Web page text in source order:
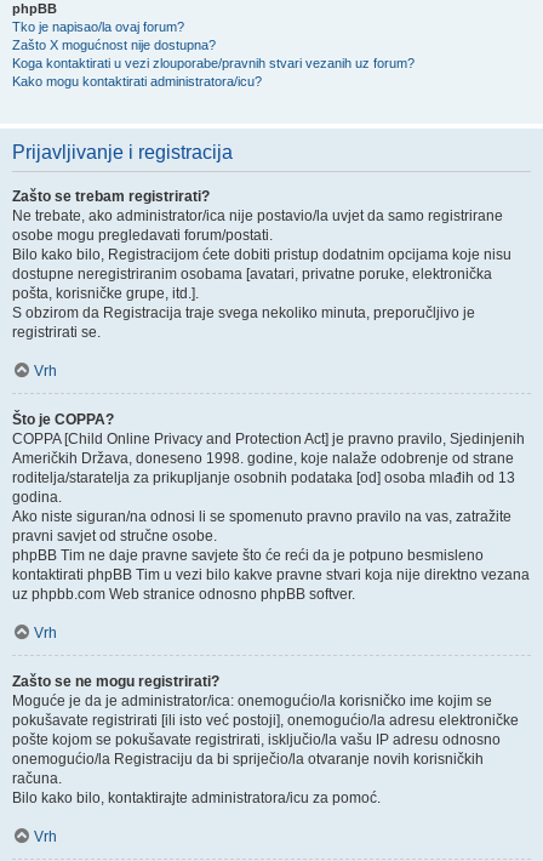
phpBB
Tko je napisao/la ovaj forum?
Zašto X mogućnost nije dostupna?
Koga kontaktirati u vezi zlouporabe/pravnih stvari vezanih uz forum?
Kako mogu kontaktirati administratora/icu?
Prijavljivanje i registracija
Zašto se trebam registrirati?
Ne trebate, ako administrator/ica nije postavio/la uvjet da samo registrirane
osobe mogu pregledavati forum/postati.
Bilo kako bilo, Registracijom ćete dobiti pristup dodatnim opcijama koje nisu
dostupne neregistriranim osobama [avatari, privatne poruke, elektronička
pošta, korisničke grupe, itd.].
S obzirom da Registracija traje svega nekoliko minuta, preporučljivo je
registrirati se.
Vrh
Što je COPPA?
COPPA [Child Online Privacy and Protection Act] je pravno pravilo, Sjedinjenih
Američkih Država, doneseno 1998. godine, koje nalaže odobrenje od strane
roditelja/staratelja za prikupljanje osobnih podataka [od] osoba mlađih od 13
godina.
Ako niste siguran/na odnosi li se spomenuto pravno pravilo na vas, zatražite
pravni savjet od stručne osobe.
phpBB Tim ne daje pravne savjete što će reći da je potpuno besmisleno
kontaktirati phpBB Tim u vezi bilo kakve pravne stvari koja nije direktno vezana
uz phpbb.com Web stranice odnosno phpBB softver.
Vrh
Zašto se ne mogu registrirati?
Moguće je da je administrator/ica: onemogućio/la korisničko ime kojim se
pokušavate registrirati [ili isto već postoji], onemogućio/la adresu elektroničke
pošte kojom se pokušavate registrirati, isključio/la vašu IP adresu odnosno
onemogućio/la Registraciju da bi spriječio/la otvaranje novih korisničkih
računa.
Bilo kako bilo, kontaktirajte administratora/icu za pomoć.
Vrh